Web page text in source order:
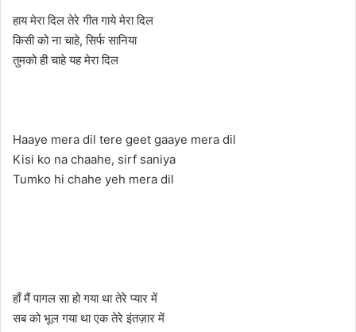
हाय मेरा दिल तेरे गीत गाये मेरा दिल
किसी को ना चाहे, सिर्फ सानिया
तुमको ही चाहे यह मेरा दिल
Haaye mera dil tere geet gaaye mera dil
Kisi ko na chaahe, sirf saniya
Tumko hi chahe yeh mera dil
हाँ मैं पागल सा हो गया था तेरे प्यार में
सब को भूल गया था एक तेरे इंतज़ार में